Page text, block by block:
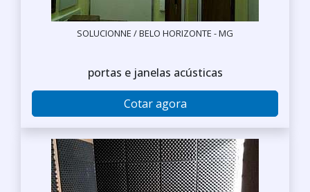
SOLUCIONNE / BELO HORIZONTE - MG
portas e janelas acústicas
Cotar agora